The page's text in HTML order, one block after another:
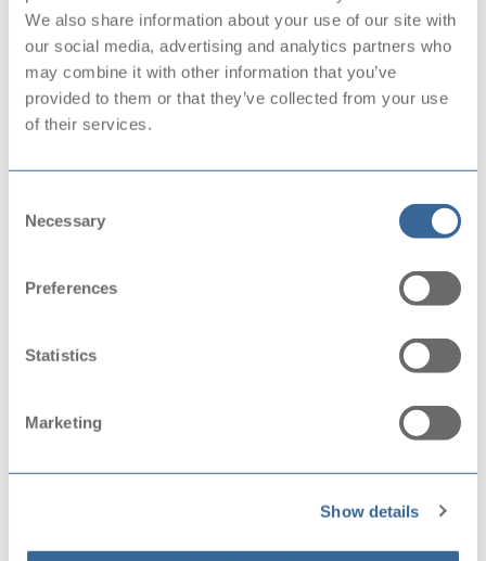
We also share information about your use of our site with
our social media, advertising and analytics partners who
may combine it with other information that you’ve
provided to them or that they’ve collected from your use
of their services.
Selection
Necessary
Preferences
Statistics
Marketing
Show details
Fotograferen met je smartphone doen we allemaal. Soms
ben je blij met het resultaat, maar als je op...
MA DI WO DO VR